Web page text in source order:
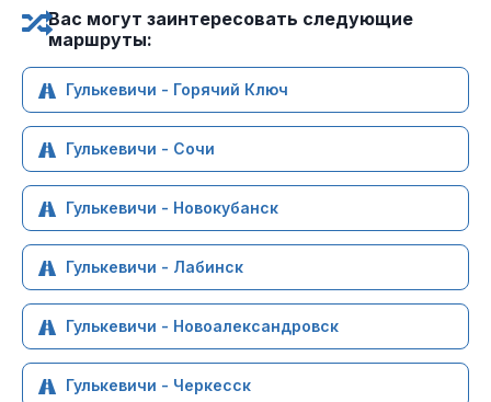
Вас могут заинтересовать следующие
маршруты:
Гулькевичи - Горячий Ключ
Гулькевичи - Сочи
Гулькевичи - Новокубанск
Гулькевичи - Лабинск
Гулькевичи - Новоалександровск
Гулькевичи - Черкесск